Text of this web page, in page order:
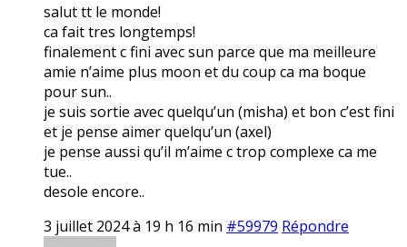
salut tt le monde!
ca fait tres longtemps!
finalement c fini avec sun parce que ma meilleure
amie n’aime plus moon et du coup ca ma boque
pour sun..
je suis sortie avec quelqu’un (misha) et bon c’est fini
et je pense aimer quelqu’un (axel)
je pense aussi qu’il m’aime c trop complexe ca me
tue..
desole encore..
3 juillet 2024 à 19 h 16 min #59979 Répondre